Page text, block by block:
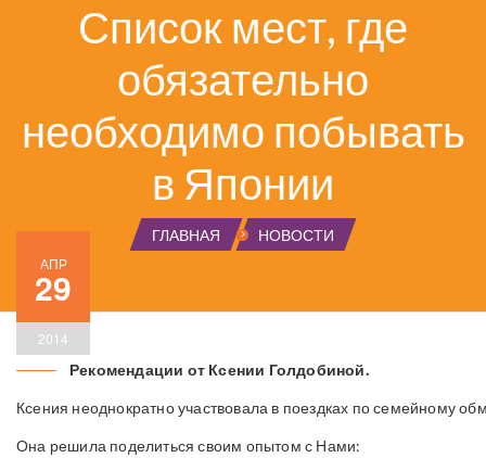
Список мест, где
обязательно
необходимо побывать
в Японии
ГЛАВНАЯ НОВОСТИ
АПР
29
2014
Рекомендации от Ксении Голдобиной.
Ксения неоднократно участвовала в поездках по семейному
Она решила поделиться своим опытом с Нами: